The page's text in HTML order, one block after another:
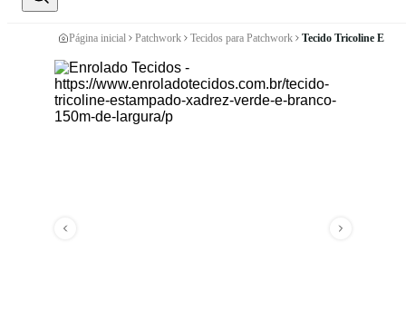
Página inicial Patchwork Tecidos para Patchwork Tecido Tricoline